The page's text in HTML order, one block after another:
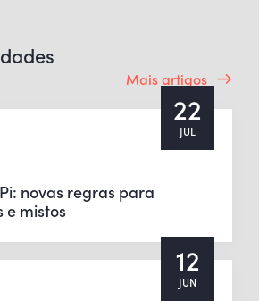
Mais artigos
22
JUL
novas regras para
e mistos
12
JUN